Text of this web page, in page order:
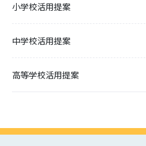
小学校活用提案
中学校活用提案
高等学校活用提案